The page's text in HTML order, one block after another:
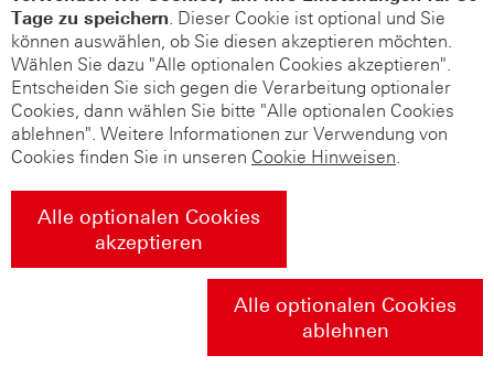
Tage zu speichern. Dieser Cookie ist optional und Sie
können auswählen, ob Sie diesen akzeptieren möchten.
Wählen Sie dazu "Alle optionalen Cookies akzeptieren".
Entscheiden Sie sich gegen die Verarbeitung optionaler
Cookies, dann wählen Sie bitte "Alle optionalen Cookies
ablehnen". Weitere Informationen zur Verwendung von
Cookies finden Sie in unseren Cookie Hinweisen.
Alle optionalen Cookies
akzeptieren
Alle optionalen Cookies
ablehnen